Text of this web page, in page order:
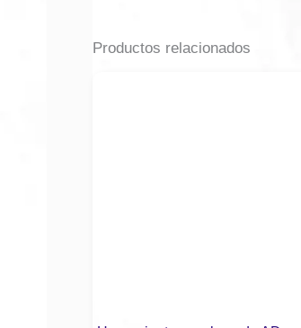
Productos relacionados